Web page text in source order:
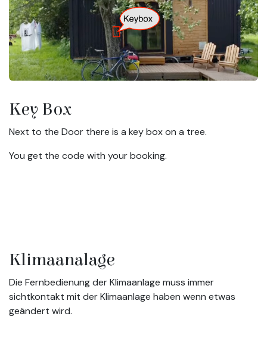
Key Box
Next to the Door there is a key box on a tree.
You get the code with your booking.
Klimaanalage
Die Fernbedienung der Klimaanlage muss immer
sichtkontakt mit der Klimaanlage haben wenn etwas
geändert wird.